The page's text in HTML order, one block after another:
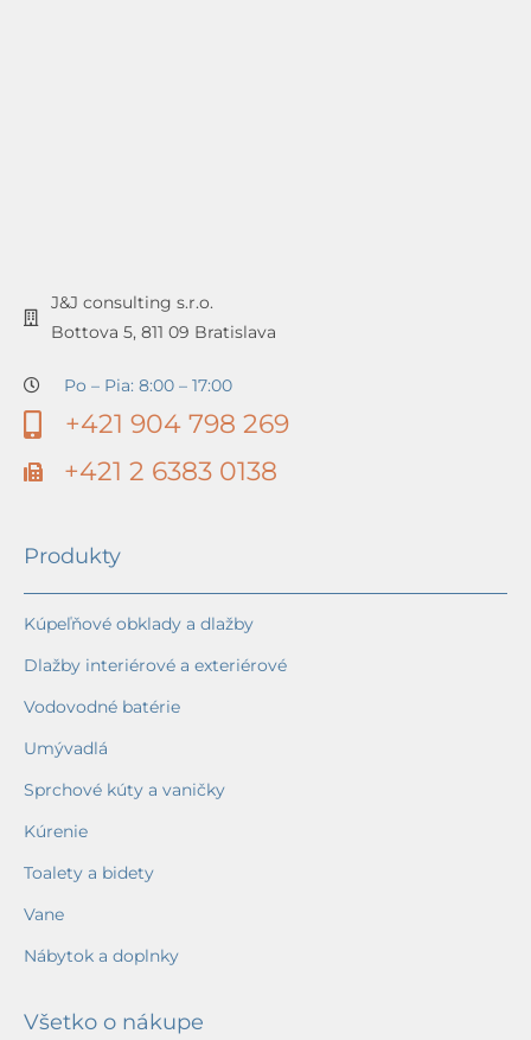
J&J consulting s.r.o.
Bottova 5, 811 09 Bratislava
Po – Pia: 8:00 – 17:00
+421 904 798 269
+421 2 6383 0138
Produkty
Kúpeľňové obklady a dlažby
Dlažby interiérové a exteriérové
Vodovodné batérie
Umývadlá
Sprchové kúty a vaničky
Kúrenie
Toalety a bidety
Vane
Nábytok a doplnky
Všetko o nákupe